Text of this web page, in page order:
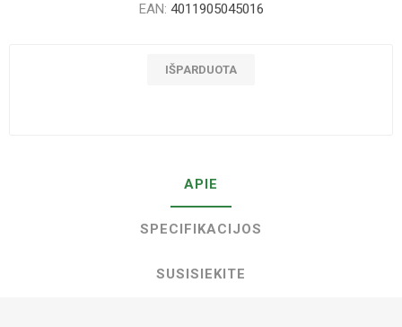
EAN: 4011905045016
IŠPARDUOTA
APIE
SPECIFIKACIJOS
SUSISIEKITE